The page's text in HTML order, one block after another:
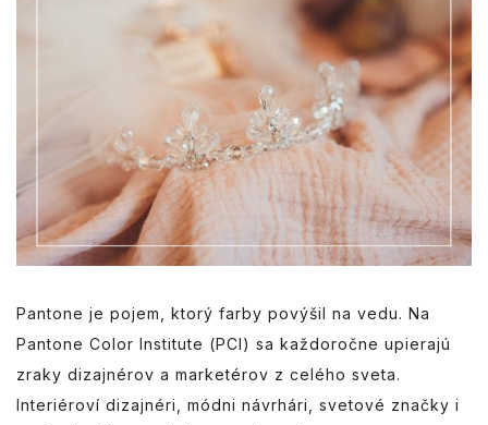
Pantone je pojem, ktorý farby povýšil na vedu. Na
Pantone Color Institute (PCI) sa každoročne upierajú
zraky dizajnérov a marketérov z celého sveta.
Interiéroví dizajnéri, módni návrhári, svetové značky i